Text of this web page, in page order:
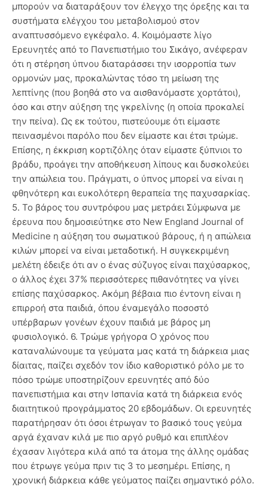
μπορούν να διαταράξουν τον έλεγχο της όρεξης και τα
συστήματα ελέγχου του μεταβολισμού στον
αναπτυσσόμενο εγκέφαλο. 4. Κοιμόμαστε λίγο
Ερευνητές από το Πανεπιστήμιο του Σικάγο, ανέφεραν
ότι η στέρηση ύπνου διαταράσσει την ισορροπία των
ορμονών μας, προκαλώντας τόσο τη μείωση της
λεπτίνης (που βοηθά στο να αισθανόμαστε χορτάτοι),
όσο και στην αύξηση της γκρελίνης (η οποία προκαλεί
την πείνα). Ως εκ τούτου, πιστεύουμε ότι είμαστε
πεινασμένοι παρόλο που δεν είμαστε και έτσι τρώμε.
Επίσης, η έκκριση κορτιζόλης όταν είμαστε ξύπνιοι το
βράδυ, προάγει την αποθήκευση λίπους και δυσκολεύει
την απώλεια του. Πράγματι, ο ύπνος μπορεί να είναι η
φθηνότερη και ευκολότερη θεραπεία της παχυσαρκίας.
5. Το βάρος του συντρόφου μας μετράει Σύμφωνα με
έρευνα που δημοσιεύτηκε στο New England Journal of
Medicine η αύξηση του σωματικού βάρους, ή η απώλεια
κιλών μπορεί να είναι μεταδοτική. Η συγκεκριμένη
μελέτη έδειξε ότι αν ο ένας σύζυγος είναι παχύσαρκος,
ο άλλος έχει 37% περισσότερες πιθανότητες να γίνει
επίσης παχύσαρκος. Ακόμη βέβαια πιο έντονη είναι η
επιρροή στα παιδιά, όπου έναμεγάλο ποσοστό
υπέρβαρων γονέων έχουν παιδιά με βάρος μη
φυσιολογικό. 6. Τρώμε γρήγορα Ο χρόνος που
καταναλώνουμε τα γεύματα μας κατά τη διάρκεια μιας
δίαιτας, παίζει σχεδόν τον ίδιο καθοριστικό ρόλο με το
πόσο τρώμε υποστηρίζουν ερευνητές από δύο
πανεπιστήμια και στην Ισπανία κατά τη διάρκεια ενός
διαιτητικού προγράμματος 20 εβδομάδων. Οι ερευνητές
παρατήρησαν ότι όσοι έτρωγαν το βασικό τους γεύμα
αργά έχαναν κιλά με πιο αργό ρυθμό και επιπλέον
έχασαν λιγότερα κιλά από τα άτομα της άλλης ομάδας
που έτρωγε γεύμα πριν τις 3 το μεσημέρι. Επίσης, η
χρονική διάρκεια κάθε γεύματος παίζει σημαντικό ρόλο.